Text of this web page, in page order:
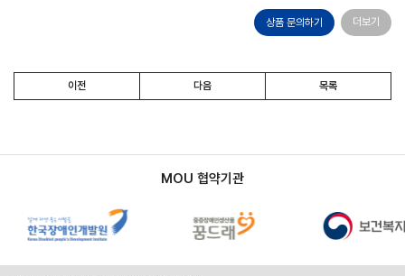
상품 문의하기 더보기
이전 다음 목록
MOU 협약기관